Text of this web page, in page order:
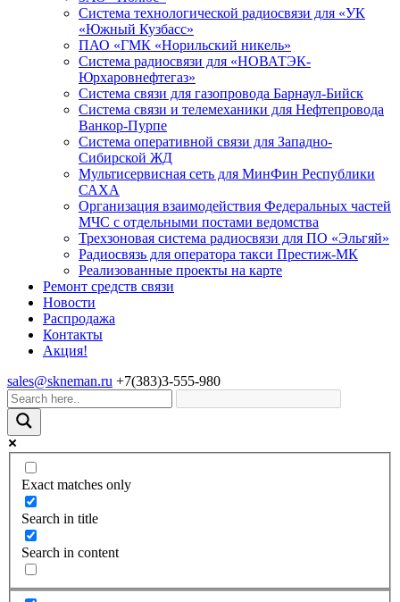
Система технологической радиосвязи для «УК
«Южный Кузбасс»
ПАО «ГМК «Норильский никель»
Система радиосвязи для «НОВАТЭК-
Юрхаровнефтегаз»
Система связи для газопровода Барнаул-Бийск
Система связи и телемеханики для Нефтепровода
Ванкор-Пурпе
Система оперативной связи для Западно-
Сибирской ЖД
Мультисервисная сеть для МинФин Республики
САХА
Организация взаимодействия Федеральных частей
МЧС с отдельными постами ведомства
Трехзоновая система радиосвязи для ПО «Эльгяй»
Радиосвязь для оператора такси Престиж-МК
Реализованные проекты на карте
Ремонт средств связи
Новости
Распродажа
Контакты
Акция!
sales@skneman.ru +7(383)3-555-980
Exact matches only
Search in title
Search in content